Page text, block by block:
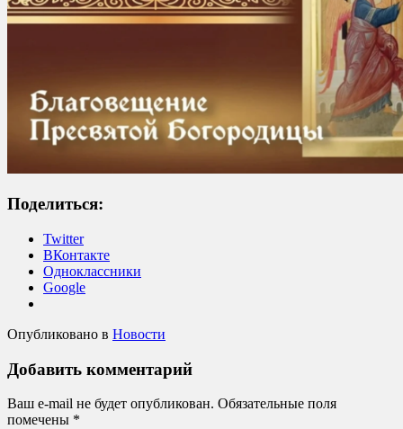
Поделиться:
Twitter
ВКонтакте
Одноклассники
Google
Опубликовано в Новости
Добавить комментарий
Ваш e-mail не будет опубликован. Обязательные поля
помечены *